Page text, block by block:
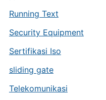
Running Text
Security Equipment
Sertifikasi Iso
sliding gate
Telekomunikasi